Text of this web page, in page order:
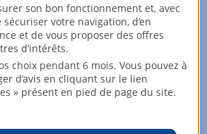
son bon fonctionnement et, avec
votre navigation, d’en
et de vous proposer des offres
d’intérêts.
choix pendant 6 mois. Vous pouvez à
d’avis en cliquant sur le lien
» présent en pied de page du site.